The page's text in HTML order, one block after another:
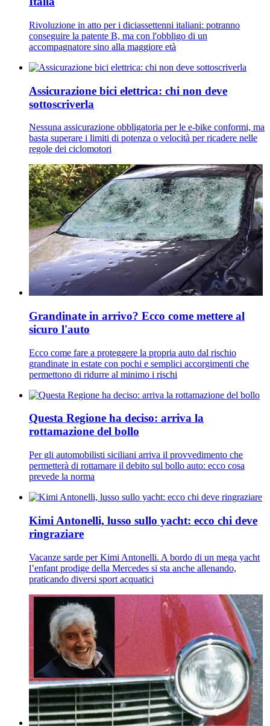
Rivoluzione in atto per i diciassettenni italiani: potranno
conseguire la patente B, ma con l'obbligo di un
accompagnatore sino alla maggiore età
Assicurazione bici elettrica: chi non deve
sottoscriverla
Nessuna assicurazione obbligatoria per le e-bike conformi, ma
basta superare i limiti di potenza o velocità per ricadere nelle
regole dei ciclomotori
Grandinate in arrivo? Ecco come mettere al
sicuro l'auto
Ecco come fare a proteggere la propria auto dal rischio
grandinate in estate con pochi e semplici accorgimenti che
permettono di ridurre al minimo i rischi
Questa Regione ha deciso: arriva la
rottamazione del bollo
Per gli automobilisti siciliani arriva il provvedimento che
permetterà di rottamare il debito sul bollo auto: ecco cosa
prevede la norma
Kimi Antonelli, lusso sullo yacht: ecco chi deve
ringraziare
Vacanze sarde per Kimi Antonelli. A bordo di un mega yacht
l’enfant prodige della Mercedes si sta anche allenando,
praticando diversi sport acquatici